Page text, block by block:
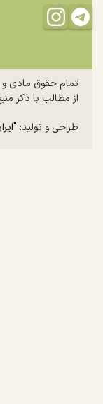
تمام حقوق مادی و
از مطالب با ذکر
طراحی و تولید: